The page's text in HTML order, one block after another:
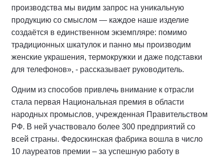
производства мы видим запрос на уникальную
продукцию со смыслом — каждое наше изделие
создаётся в единственном экземпляре: помимо
традиционных шкатулок и панно мы производим
женские украшения, термокружки и даже подставки
для телефонов», - рассказывает руководитель.
Одним из способов привлечь внимание к отрасли
стала первая Национальная премия в области
народных промыслов, учрежденная Правительством
РФ. В ней участвовало более 300 предприятий со
всей страны. Федоскинская фабрика вошла в число
10 лауреатов премии – за успешную работу в